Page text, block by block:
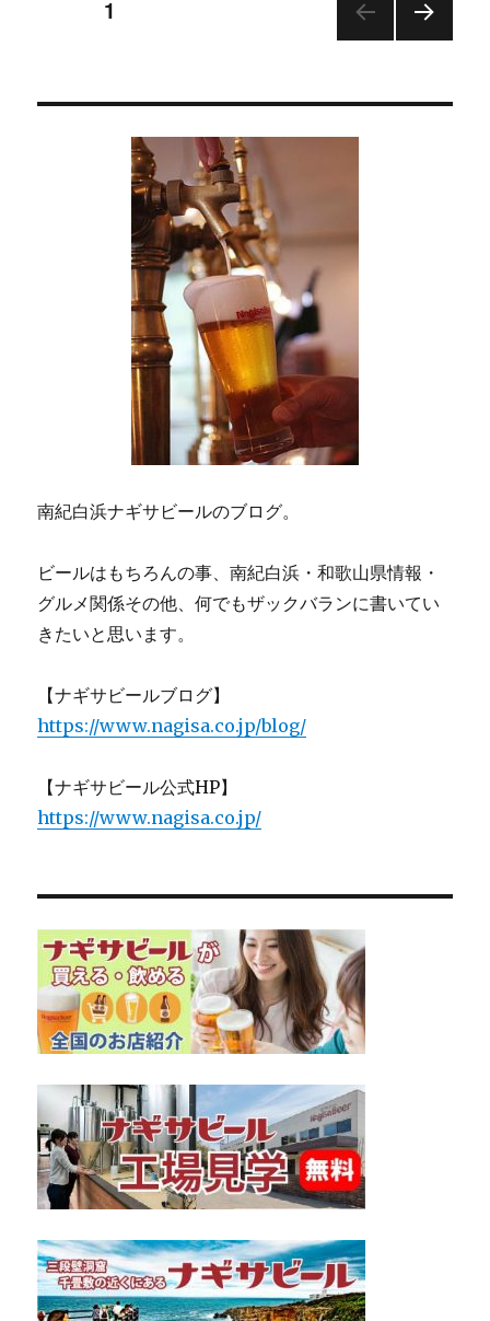
の
ページ1
南紀白浜ナギサビールのブログ。
ビールはもちろんの事、南紀白浜・和歌山県情報・
グルメ関係その他、何でもザックバランに書いてい
きたいと思います。
【ナギサビールブログ】
https://www.nagisa.co.jp/blog/
【ナギサビール公式HP】
https://www.nagisa.co.jp/